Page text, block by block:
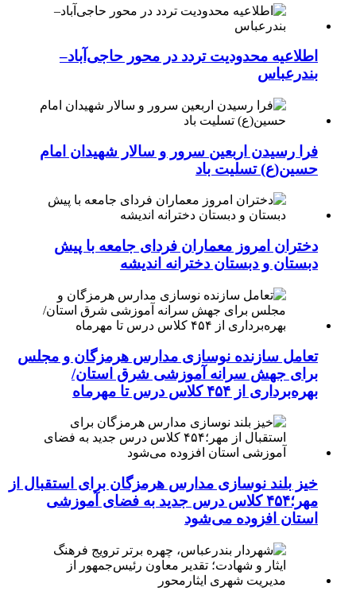
اطلاعیه محدودیت تردد در محور حاجی‌آباد–
بندرعباس
فرا رسیدن اربعین سرور و سالار شهیدان امام
حسین(ع) تسلیت باد
دختران امروز معماران فردای جامعه با پیش
دبستان و دبستان دخترانه اندیشه
تعامل سازنده نوسازی مدارس هرمزگان و مجلس
برای جهش سرانه آموزشی شرق استان/
بهره‌برداری از ۴۵۴ کلاس درس تا مهرماه
خیز بلند نوسازی مدارس هرمزگان برای استقبال از
مهر؛۴۵۴ کلاس درس جدید به فضای آموزشی
استان افزوده می‌شود